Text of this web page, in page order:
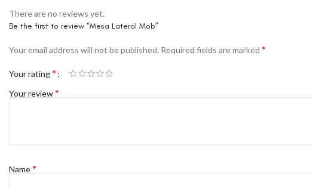
There are no reviews yet.
Be the first to review “Mesa Lateral Mob”
Your email address will not be published. Required fields are marked *
Your rating*
Your review*
Name*